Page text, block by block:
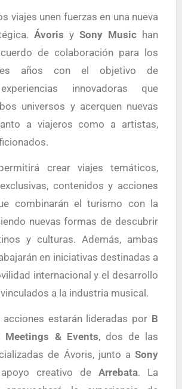
Ávoris ySony Music han
de colaboración para los
años con el objetivo de
innovadoras que
universos y acerquen nuevas
a viajeros como a artistas,
crear viajes temáticos,
contenidos y acciones
combinarán el turismo con la
nuevas formas de descubrir
y culturas. Además, ambas
en iniciativas destinadas a
internacional y el desarrollo
a la industria musical.
estarán lideradas por B
Meetings & Events, dos de las
de Ávoris, junto aSony
creativo deArrebata. La